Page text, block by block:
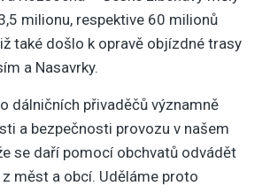
milionu, respektive 60 milionů
také došlo k opravě objízdné trasy
a Nasavrky.
dálničních přivaděčů významně
a bezpečnosti provozu v našem
se daří pomocí obchvatů odvádět
měst a obcí. Uděláme proto